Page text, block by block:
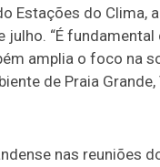
Estações do Clima,
“É
amplia o foco na
de Praia
nas reuniões